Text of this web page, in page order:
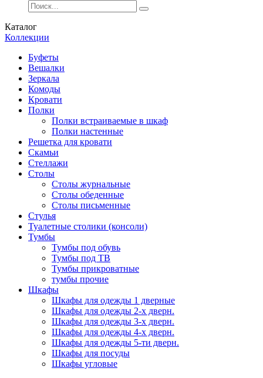
Каталог
Коллекции
Буфеты
Вешалки
Зеркала
Комоды
Кровати
Полки
Полки встраиваемые в шкаф
Полки настенные
Решетка для кровати
Скамьи
Стеллажи
Столы
Столы журнальные
Столы обеденные
Столы письменные
Стулья
Туалетные столики (консоли)
Тумбы
Тумбы под обувь
Тумбы под ТВ
Тумбы прикроватные
тумбы прочие
Шкафы
Шкафы для одежды 1 дверные
Шкафы для одежды 2-х дверн.
Шкафы для одежды 3-х дверн.
Шкафы для одежды 4-х дверн.
Шкафы для одежды 5-ти дверн.
Шкафы для посуды
Шкафы угловые